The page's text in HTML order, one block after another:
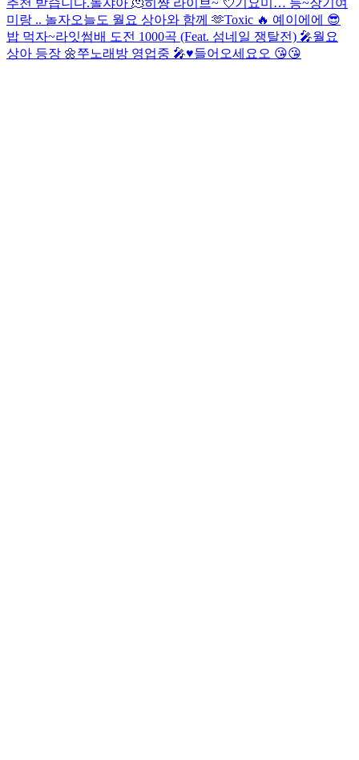
미랑 .. 놀자오늘도 월요 상아와 함께 🫶Toxic 🔥 예이에에 😎
밥 먹자~라잇썸배 도전 1000곡 (Feat. 섬네일 쟁탈전) 🎤월요
상아 등장 🌼쭈노래방 영업중 🎤♥️들어오세요오 😘😘